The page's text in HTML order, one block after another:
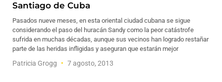
Santiago de Cuba
Pasados nueve meses, en esta oriental ciudad cubana se sigue
considerando el paso del huracán Sandy como la peor catástrofe
sufrida en muchas décadas, aunque sus vecinos han logrado restañar
parte de las heridas infligidas y aseguran que estarán mejor
Patricia Grogg 7 agosto, 2013